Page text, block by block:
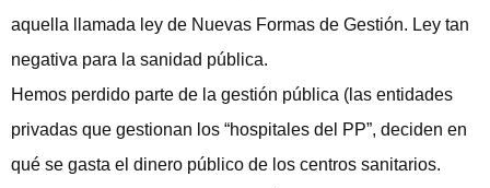
aquella llamada ley de Nuevas Formas de Gestión. Ley tan
negativa para la sanidad pública.
Hemos perdido parte de la gestión pública (las entidades
privadas que gestionan los “hospitales del PP”, deciden en
qué se gasta el dinero público de los centros sanitarios.